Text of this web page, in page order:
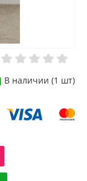
В наличии (1 шт)